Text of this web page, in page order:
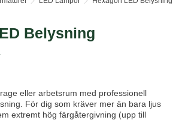
Belysning
eller arbetsrum med professionell
För dig som kräver mer än bara ljus
extremt hög färgåtergivning (upp till